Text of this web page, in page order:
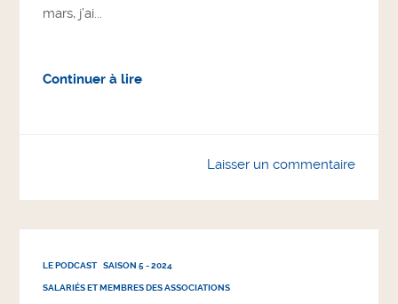
mars, j’ai...
Continuer à lire
Laisser un commentaire
LE PODCAST SAISON 5 - 2024
SALARIÉS ET MEMBRES DES ASSOCIATIONS